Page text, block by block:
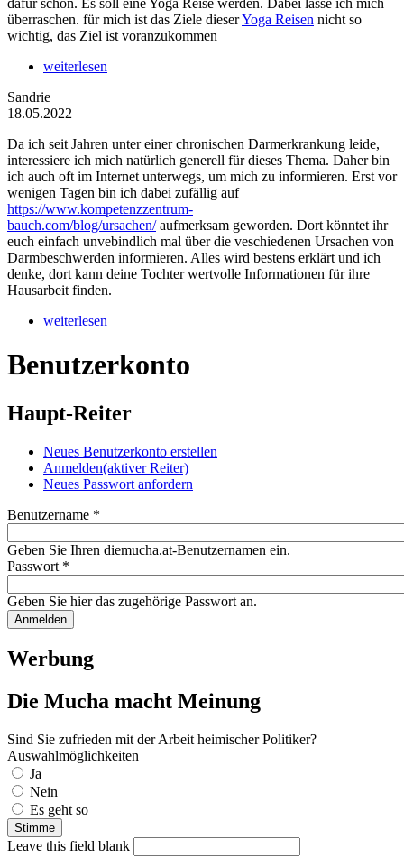
dafür schon. Es soll eine Yoga Reise werden. Dabei lasse ich mich
überraschen. für mich ist das Ziele dieserYoga Reisen nicht so
wichtig, das Ziel ist voranzukommen
weiterlesen
Sandrie
18.05.2022
Da ich seit Jahren unter einer chronischen Darmerkrankung leide,
interessiere ich mich natürlich generell für dieses Thema. Daher bin
ich auch oft im Internet unterwegs, um mich zu informieren. Erst vor
wenigen Tagen bin ich dabei zufällig auf
https://www.kompetenzzentrum-
bauch.com/blog/ursachen/aufmerksam geworden. Dort könntet ihr
euch einfach unvebindlich mal über die veschiedenen Ursachen von
Darmbeschwerden informieren. Alles wird bestens erklärt und ich
denke, dort kann deine Tochter wertvolle Informationen für ihre
Hausarbeit finden.
weiterlesen
Benutzerkonto
Haupt-Reiter
Neues Benutzerkonto erstellen
Anmelden(aktiver Reiter)
Neues Passwort anfordern
Benutzername *
Geben Sie Ihren diemucha.at-Benutzernamen ein.
Passwort *
Geben Sie hier das zugehörige Passwort an.
Werbung
Die Mucha macht Meinung
Sind Sie zufrieden mit der Arbeit heimischer Politiker?
Auswahlmöglichkeiten
Ja
Nein
Es geht so
Leave this field blank